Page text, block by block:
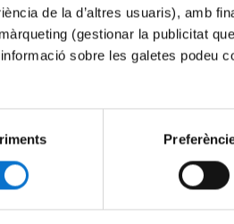
de la d’altres usuaris), amb
(gestionar la publicitat
sobre les galetes podeu